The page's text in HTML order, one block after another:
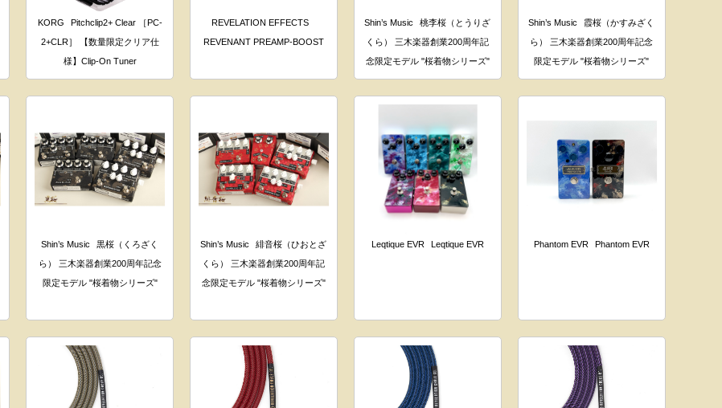
KORG
Pitchclip2+ Clear ［PC-
2+CLR］ 【数量限定クリア仕
様】Clip-On Tuner
REVELATION EFFECTS
REVENANT PREAMP-BOOST
Shin’s Music
桃李桜（とうりざ
くら） 三木楽器創業200周年記
念限定モデル "桜着物シリーズ"
Shin’s Music
霞桜（かすみざく
ら） 三木楽器創業200周年記念
限定モデル "桜着物シリーズ"
Shin’s Music
黒桜（くろざく
ら） 三木楽器創業200周年記念
限定モデル "桜着物シリーズ"
Shin’s Music
緋音桜（ひおとざ
くら） 三木楽器創業200周年記
念限定モデル "桜着物シリーズ"
Leqtique EVR Leqtique EVR Phantom EVR Phantom EVR